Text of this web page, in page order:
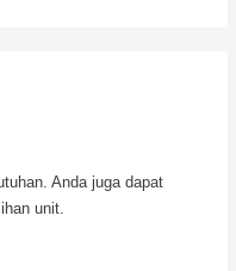
Anda juga dapat
unit.